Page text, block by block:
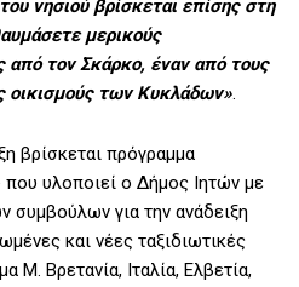
νησιού βρίσκεται επίσης στη
μερικούς
από τον Σκάρκο, έναν από τους
οικισμούς των Κυκλάδων».
βρίσκεται πρόγραμμα
υλοποιεί ο Δήμος Ιητών με
συμβούλων για την ανάδειξη
και νέες ταξιδιωτικές
Μ. Βρετανία, Ιταλία, Ελβετία,